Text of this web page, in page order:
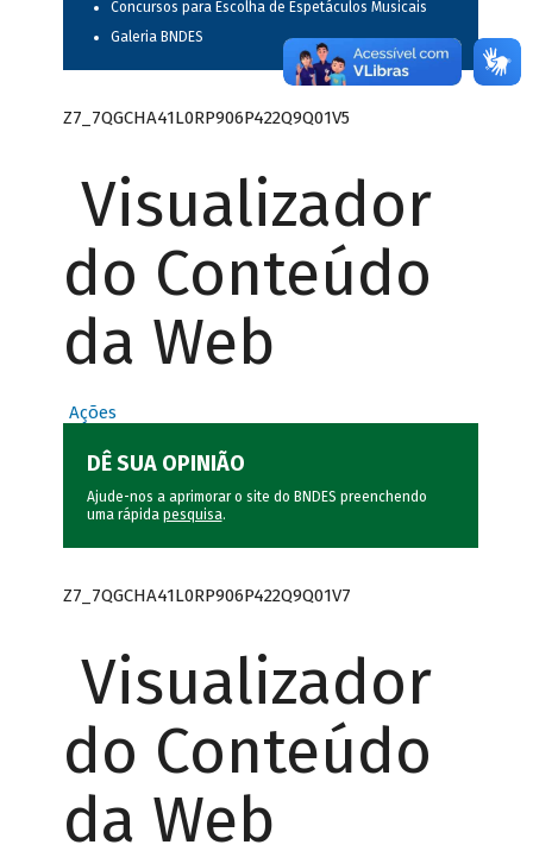
Concursos para Escolha de Espetáculos Musicais
Galeria BNDES
Z7_7QGCHA41L0RP906P422Q9Q01V5
Visualizador
do Conteúdo
da Web
Ações
DÊ SUA OPINIÃO
Ajude-nos a aprimorar o site do BNDES preenchendo
uma rápida pesquisa.
Z7_7QGCHA41L0RP906P422Q9Q01V7
Visualizador
do Conteúdo
da Web